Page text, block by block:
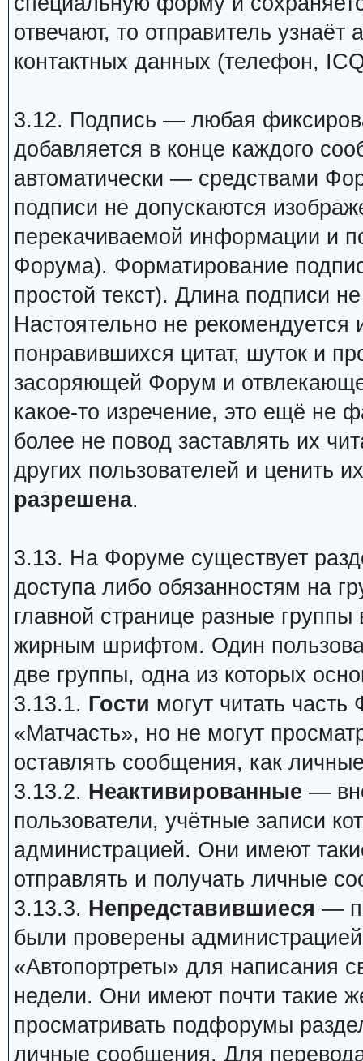
отвечают, то отправитель
контактных данных (телефон,
3.12. Подпись — любая
добавляется в конце каждого
автоматически — средствами
подписи не допускаются
перекачиваемой информации и
Форума). Форматирование
простой текст). Длина подписи
Настоятельно не рекомендуется
понравившихся цитат, шуток и
засоряющей Форум и
какое-то изречение, это ещё не
более не повод заставлять их
других пользователей и ценить
разрешена.
3.13. На Форуме существует
доступа либо обязанностям на
главной странице разные
жирным шрифтом. Один
две группы, одна из которых
3.13.1. Гости могут читать
«Матчасть», но не могут
оставлять сообщения, как
3.13.2. Неактивированные —
пользователи, учётные записи
администрацией. Они имеют
отправлять и получать личные
3.13.3. Непредставившиеся —
были проверены
«Автопортреты» для написания
недели. Они имеют почти такие
просматривать подфорумы
личные сообщения. Для